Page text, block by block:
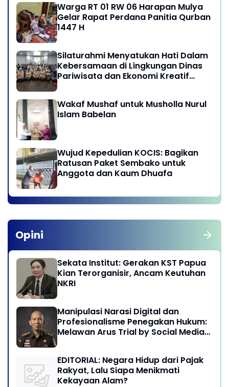
Warga RT 01 RW 06 Harapan Mulya
Gelar Rapat Perdana Panitia Qurban
1447 H
Silaturahmi Menyatukan Hati Dalam
Kebersamaan di Lingkungan Dinas
Pariwisata dan Ekonomi Kreatif
Wakaf Mushaf untuk Musholla Nurul
Islam Babelan
Wujud Kepedulian KOCIS: Bagikan
Ratusan Paket Sembako untuk
Anggota dan Kaum Dhuafa
Opini
Sekata Institut: Gerakan KST Papua
Kian Terorganisir, Ancam Keutuhan
NKRI
Manipulasi Narasi Digital dan
Profesionalisme Penegakan Hukum:
Melawan Arus Trial by Social Media
EDITORIAL: Negara Hidup dari Pajak
Rakyat, Lalu Siapa Menikmati
Kekayaan Alam?